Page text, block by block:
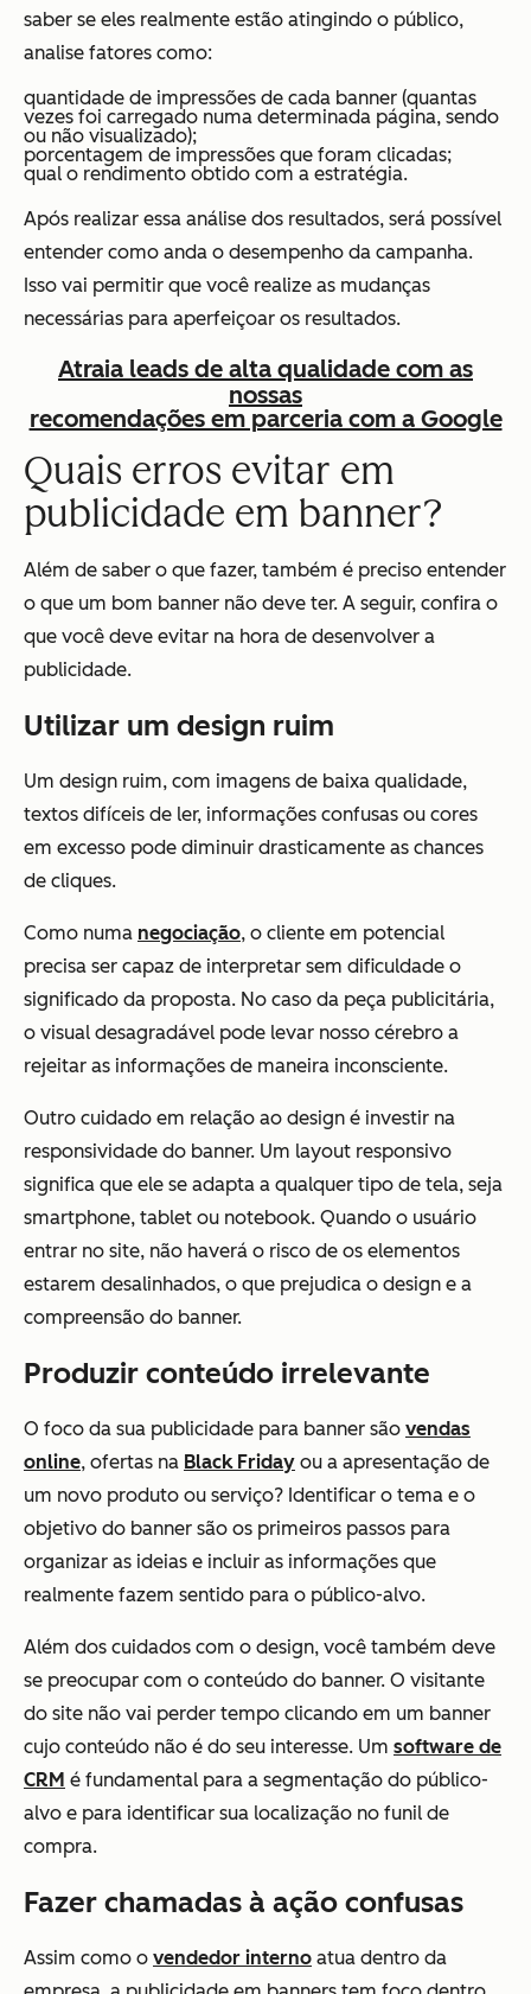
saber se eles realmente estão atingindo o público,
analise fatores como:
quantidade de impressões de cada banner (quantas
vezes foi carregado numa determinada página, sendo
ou não visualizado);
porcentagem de impressões que foram clicadas;
qual o rendimento obtido com a estratégia.
Após realizar essa análise dos resultados, será possível
entender como anda o desempenho da campanha.
Isso vai permitir que você realize as mudanças
necessárias para aperfeiçoar os resultados.
Atraia leads de alta qualidade com as
nossas
recomendações em parceria com a Google
Quais erros evitar em
publicidade em banner?
Além de saber o que fazer, também é preciso entender
o que um bom banner não deve ter. A seguir, confira o
que você deve evitar na hora de desenvolver a
publicidade.
Utilizar um design ruim
Um design ruim, com imagens de baixa qualidade,
textos difíceis de ler, informações confusas ou cores
em excesso pode diminuir drasticamente as chances
de cliques.
Como numa negociação, o cliente em potencial
precisa ser capaz de interpretar sem dificuldade o
significado da proposta. No caso da peça publicitária,
o visual desagradável pode levar nosso cérebro a
rejeitar as informações de maneira inconsciente.
Outro cuidado em relação ao design é investir na
responsividade do banner. Um layout responsivo
significa que ele se adapta a qualquer tipo de tela, seja
smartphone, tablet ou notebook. Quando o usuário
entrar no site, não haverá o risco de os elementos
estarem desalinhados, o que prejudica o design e a
compreensão do banner.
Produzir conteúdo irrelevante
O foco da sua publicidade para banner são vendas
online, ofertas na Black Friday ou a apresentação de
um novo produto ou serviço? Identificar o tema e o
objetivo do banner são os primeiros passos para
organizar as ideias e incluir as informações que
realmente fazem sentido para o público-alvo.
Além dos cuidados com o design, você também deve
se preocupar com o conteúdo do banner. O visitante
do site não vai perder tempo clicando em um banner
cujo conteúdo não é do seu interesse. Um software de
CRM é fundamental para a segmentação do público-
alvo e para identificar sua localização no funil de
compra.
Fazer chamadas à ação confusas
Assim como o vendedor interno atua dentro da